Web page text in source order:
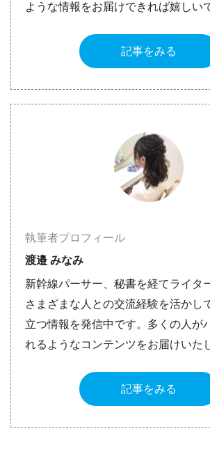
ような情報をお届けできれば嬉しい
記事をみる
執筆者プロフィール
渡邉 みなみ
新幹線パーサー、秘書を経てライタ
さまざまな人との交流経験を活かし
立つ情報を発信中です。多くの人が
れるようなコンテンツをお届けいた
記事をみる